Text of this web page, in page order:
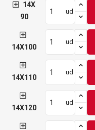
14X
90
ud
14X100
ud
14X110
ud
14X120
ud